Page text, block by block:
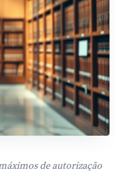
de autorização